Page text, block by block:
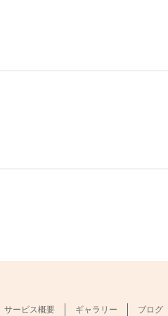
サービス概要 ギャラリー ブログ